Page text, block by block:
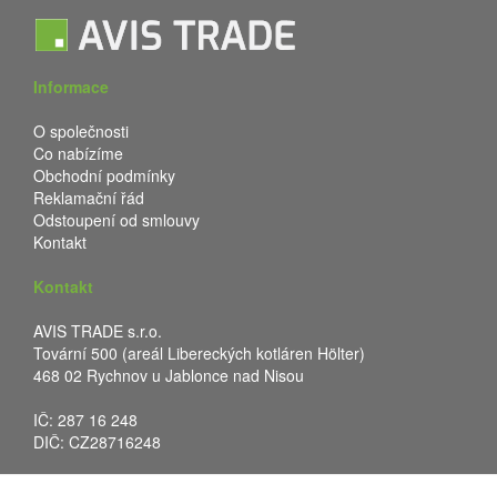
Informace
O společnosti
Co nabízíme
Obchodní podmínky
Reklamační řád
Odstoupení od smlouvy
Kontakt
Kontakt
AVIS TRADE s.r.o.
Tovární 500 (areál Libereckých kotláren Hölter)
468 02 Rychnov u Jablonce nad Nisou
IČ: 287 16 248
DIČ: CZ28716248